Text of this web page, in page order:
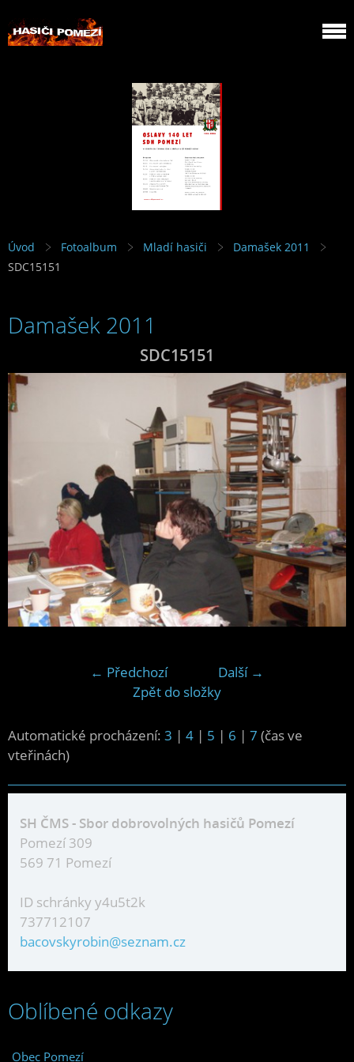
Úvod Fotoalbum Mladí hasiči
Damašek 2011
SDC15151
Damašek 2011
SDC15151
← Předchozí
Další →
Zpět do složky
Automatické procházení: 3 | 4 | 5 | 6 | 7 (čas ve
vteřinách)
SH ČMS - Sbor dobrovolných hasičů Pomezí
Pomezí 309
569 71 Pomezí
ID schránky y4u5t2k
737712107
bacovskyrobin@seznam.cz
Oblíbené odkazy
Obec Pomezí